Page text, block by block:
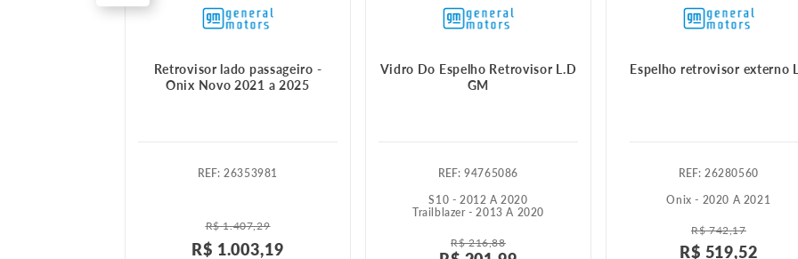
Retrovisor lado passageiro -
Onix Novo 2021 a 2025
:26353981
R$ 1.407,29
R$ 1.003,19
Vidro Do Espelho Retrovisor L.D
GM
:94765086
S10 - 2012 A 2020
Trailblazer - 2013 A 2020
R$ 216,88
Espelho retrovisor externo
:26280560
Onix - 2020 A 2021
R$ 742,17
R$ 519,52